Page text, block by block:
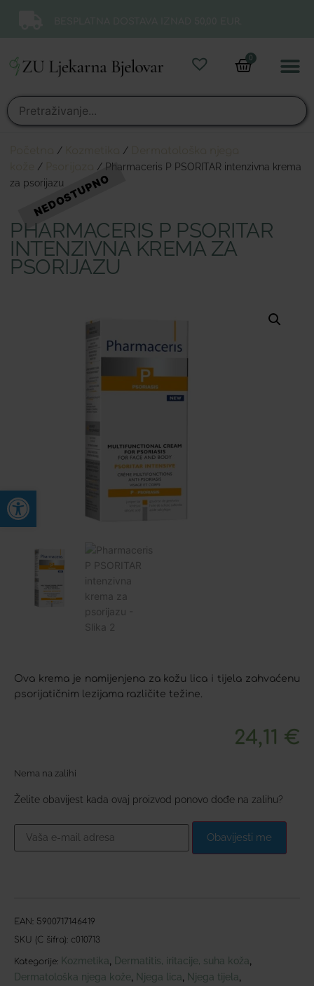
Open toolbar
0
/ /
/
/ Pharmaceris P PSORITAR intenzivna krema
za psorijazu
PHARMACERIS P PSORITAR
INTENZIVNA KREMA ZA
PSORIJAZU
Ova krema je namijenjena za kožu lica i tijela zahvaćenu
psorijatičnim lezijama različite težine.
24,11 €
Nema na zalihi
Želite obavijest kada ovaj proizvod ponovo dođe na zalihu?
Obavijesti me
EAN: 5900717146419
SKU (C šifra): c010713
Kategorije: Kozmetika Dermatitis, iritacije, suha koža
Dermatološka njega kože Njega lica Njega tijela